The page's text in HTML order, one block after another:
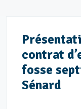
contrat
fosse
Sénard